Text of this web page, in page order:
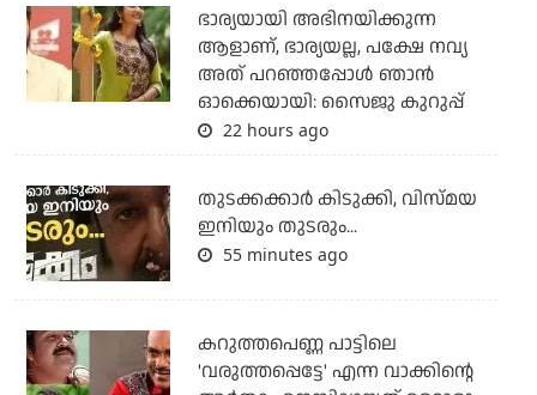
ഭാര്യയായി അഭിനയിക്കുന്ന
ആളാണ്, ഭാര്യയല്ല, പക്ഷേ നവ്യ
അത് പറഞ്ഞപ്പോള്‍ ഞാന്‍
ഓക്കെയായി: സൈജു കുറുപ്പ്
22 hours ago
തുടക്കക്കാര്‍ കിടുക്കി, വിസ്മയ
ഇനിയും തുടരും...
55 minutes ago
കറുത്തപെണ്ണ പാട്ടിലെ
'വരുത്തപ്പെട്ടേ' എന്ന വാക്കിന്റെ